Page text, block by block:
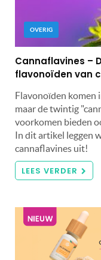
OVERIG
Cannaflavines –
flavonoïden van
Flavonoïden komen
maar de twintig
voorkomen bieden
In dit artikel leggen
cannaflavines uit!
LEES VERDER